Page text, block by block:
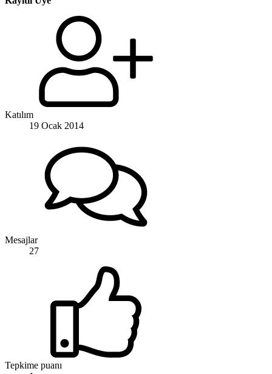
Katılım
19 Ocak 2014
Mesajlar
27
Tepkime puanı